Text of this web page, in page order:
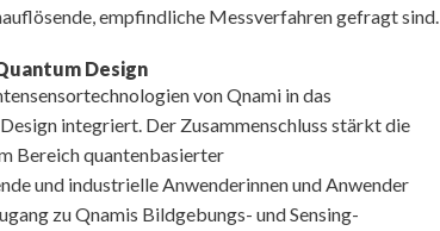
empfindliche Messverfahren gefragt sind.
Design
von Qnami in das
integriert. Der Zusammenschluss stärkt die
Bereich quantenbasierter
und industrielle Anwenderinnen und Anwender
zu Qnamis Bildgebungs- und Sensing-